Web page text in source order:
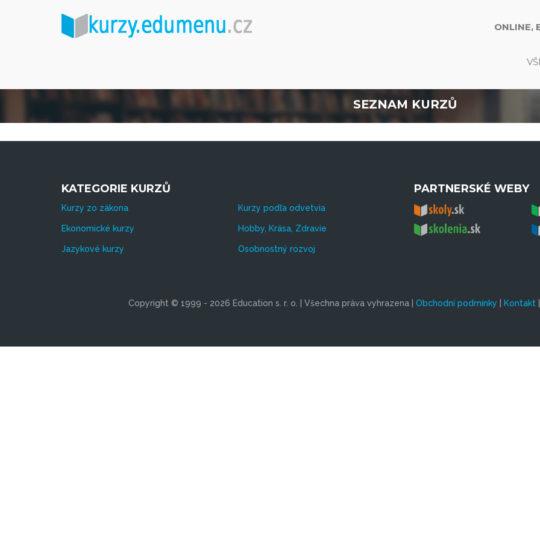
ONLINE,
SEZNAM KURZŮ
KATEGORIE KURZŮ
Kurzy zo zákona Kurzy podľa odvetvia
Ekonomické kurzy Hobby, Krása, Zdravie
Jazykové kurzy Osobnostný rozvoj
PARTNERSKÉ WEBY
Copyright © 1999 - 2026 Education s. r. o. | Všechna práva vyhrazena | Obchodní podmínky Kontakt